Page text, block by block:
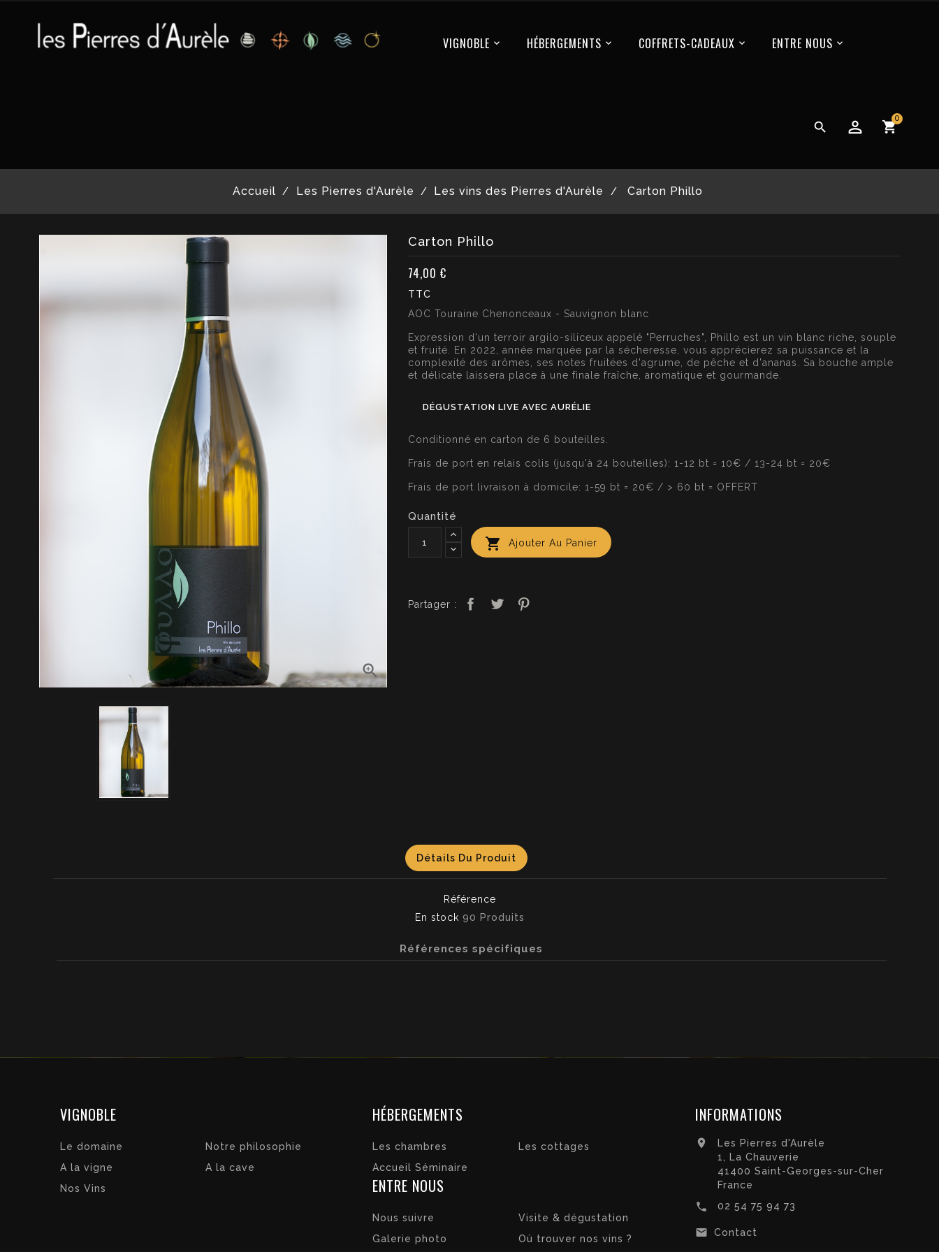
VIGNOBLE HÉBERGEMENTS COFFRETS-CADEAUX ENTRE NOUS
0

Accueil Les Pierres d'Aurèle Les vins des Pierres d'Aurèle Carton Phillo

Carton Phillo
74,00 €
TTC
AOC Touraine Chenonceaux - Sauvignon blanc
Expression d'un terroir argilo-siliceux appelé "Perruches", Phillo est un vin blanc riche, souple
et fruité. En 2022, année marquée par la sécheresse, vous apprécierez sa puissance et la
complexité des arômes, ses notes fruitées d'agrume, de pêche et d'ananas. Sa bouche ample
et délicate laissera place à une finale fraîche, aromatique et gourmande.
DÉGUSTATION LIVE AVEC AURÉLIE
Conditionné en carton de 6 bouteilles.
Frais de port en relais colis (jusqu'à 24 bouteilles): 1-12 bt = 10€ / 13-24 bt = 20€
Frais de port livraison à domicile: 1-59 bt = 20€ / > 60 bt = OFFERT
Quantité
 Ajouter Au Panier
Partager :
Détails Du Produit
Référence
En stock 90 Produits
Références spécifiques
VIGNOBLE
Le domaine
Notre philosophie
A la vigne
A la cave
Nos Vins
HÉBERGEMENTS
Les chambres
Les cottages
Accueil Séminaire
ENTRE NOUS
Nous suivre
Visite & dégustation
Galerie photo
Où trouver nos vins ?
INFORMATIONS

Les Pierres d'Aurèle
1, La Chauverie
41400 Saint-Georges-sur-Cher
France
 02 54 75 94 73
 Contact